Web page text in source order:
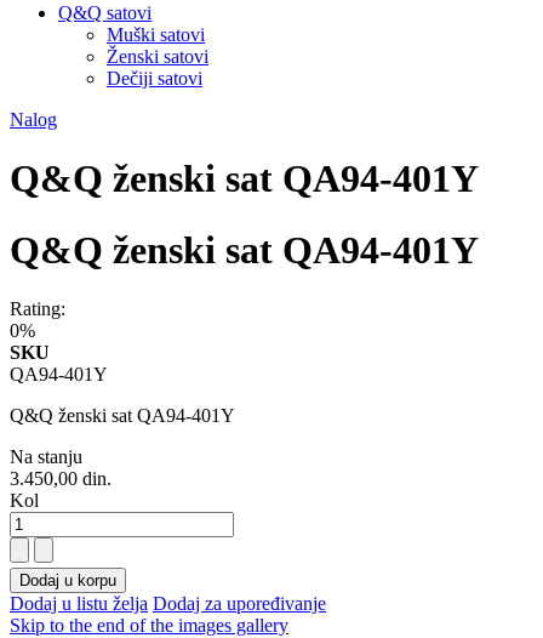
Q&Q satovi
Muški satovi
Ženski satovi
Dečiji satovi
Nalog
Q&Q ženski sat QA94-401Y
Q&Q ženski sat QA94-401Y
Rating:
0%
SKU
QA94-401Y
Q&Q ženski sat QA94-401Y
Na stanju
3.450,00 din.
Kol
Dodaj u korpu
Dodaj u listu želja Dodaj za upoređivanje
Skip to the end of the images gallery